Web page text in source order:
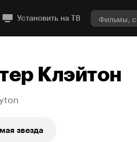
Установить на ТВ
Клэйтон
звезда